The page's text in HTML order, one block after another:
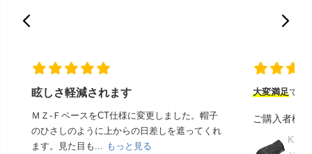
眩しさ軽減されます
ＭＺ-ＦベースをCT仕様に変更しました。帽子
のひさしのように上からの日差しを遮ってくれ
ます。見た目も... もっと見る
大変満足でし
ご購入者様